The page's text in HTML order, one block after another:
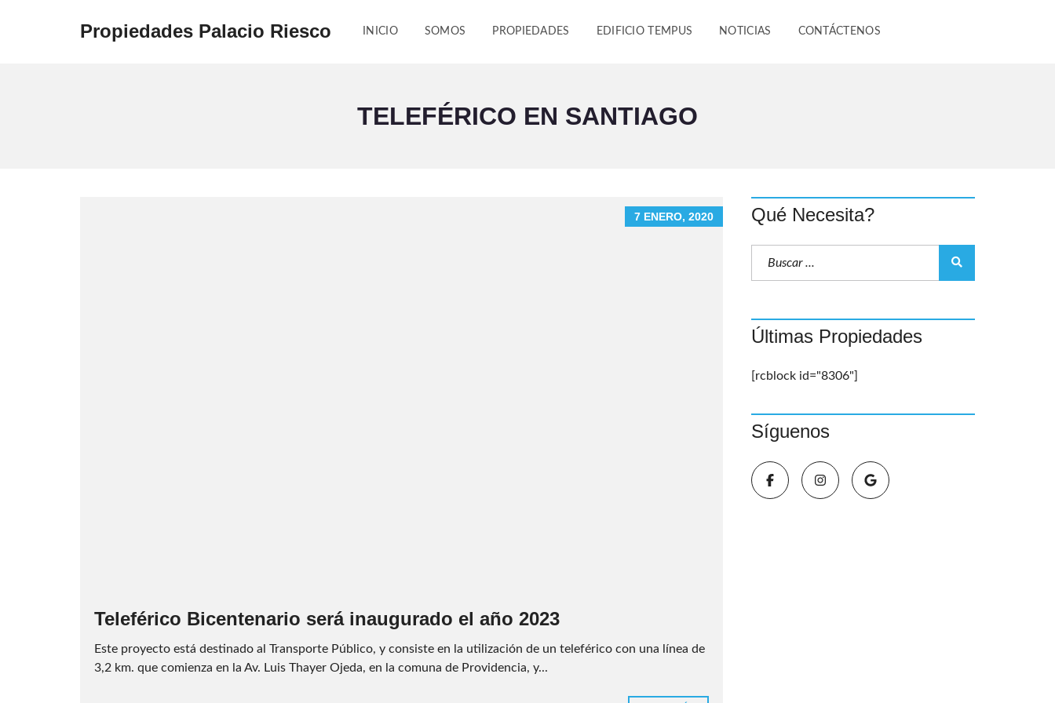
Propiedades Palacio Riesco INICIO SOMOS PROPIEDADES EDIFICIO TEMPUS NOTICIAS CONTÁCTENOS
TELEFÉRICO EN SANTIAGO
7 ENERO, 2020
Teleférico Bicentenario será inaugurado el año 2023
Este proyecto está destinado al Transporte Público, y consiste en la utilización de un teleférico con una línea de
3,2 km. que comienza en la Av. Luis Thayer Ojeda, en la comuna de Providencia, y...
Qué Necesita?
Últimas Propiedades
[rcblock id="8306"]
Síguenos